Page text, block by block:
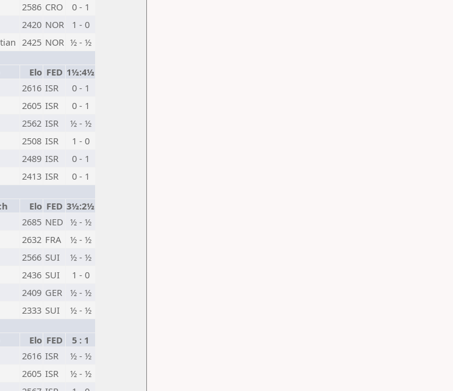
2586 CRO
0 - 1
2420 NOR
1 - 0
2425 NOR ½ - ½
Elo FED 1½:4½
2616 ISR
0 - 1
2605 ISR
0 - 1
2562 ISR
½ - ½
2508 ISR
1 - 0
2489 ISR
0 - 1
2413 ISR
0 - 1
Elo FED 3½:2½
2685 NED ½ - ½
2632 FRA
½ - ½
2566 SUI
½ - ½
2436 SUI
1 - 0
2409 GER
½ - ½
2333 SUI
½ - ½
Elo FED
5 : 1
2616 ISR
½ - ½
2605 ISR
½ - ½